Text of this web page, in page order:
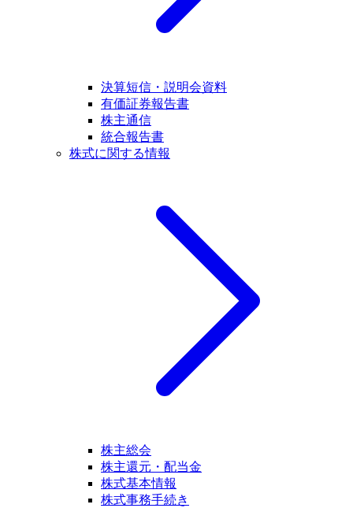
決算短信・説明会資料
有価証券報告書
株主通信
統合報告書
株式に関する情報
株主総会
株主還元・配当金
株式基本情報
株式事務手続き